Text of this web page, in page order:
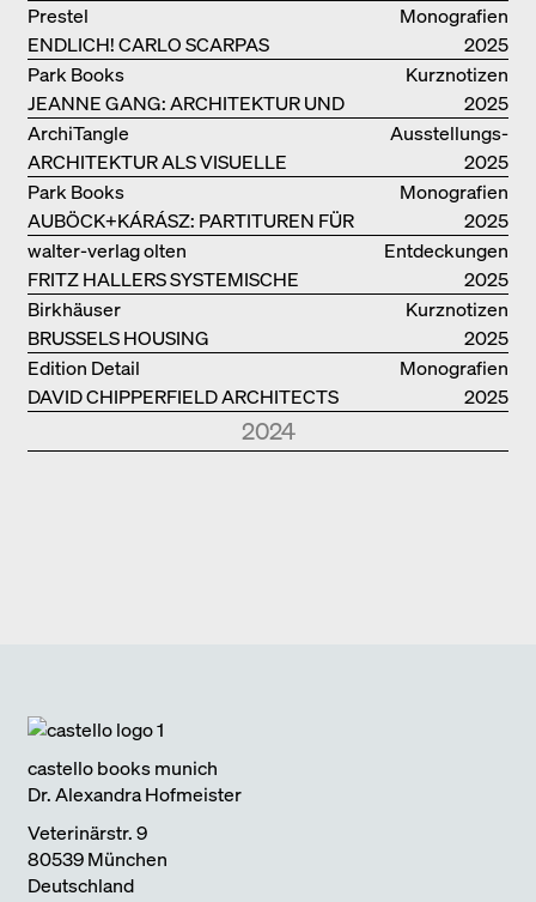
Monografien
ENDLICH! CARLO SCARPAS
GESAMTWERK
Prestel
2025
Kurznotizen
JEANNE GANG: ARCHITEKTUR UND
DIE KUNST DES PFROPFENS
Park Books
2025
Ausstellungs­
kataloge
ARCHITEKTUR ALS VISUELLE
INVESTIGATION
ArchiTangle
2025
Monografien
AUBÖCK+KÁRÁSZ: PARTITUREN FÜR
OFFENE RÄUME
Park Books
2025
Entdeckungen
FRITZ HALLERS SYSTEMISCHE
STADTUTOPIE
walter-verlag olten
2025
Kurznotizen
BRUSSELS HOUSING
Birkhäuser
2025
Monografien
DAVID CHIPPERFIELD ARCHITECTS
Edition Detail
2025
2024
ARCHITEKTUR UND KLIMAWANDEL
castello books munich
Dr. Alexandra Hofmeister
Veterinärstr. 9
80539 München
Deutschland